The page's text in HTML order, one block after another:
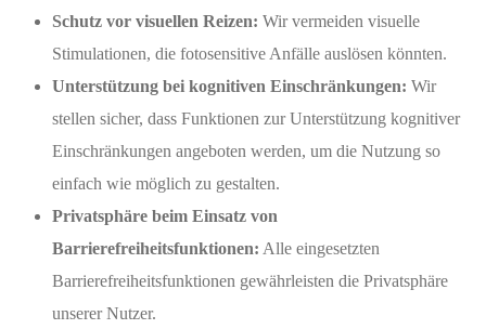
Schutz vor visuellen Reizen: Wir vermeiden visuelle
Stimulationen, die fotosensitive Anfälle auslösen könnten.
Unterstützung bei kognitiven Einschränkungen: Wir
stellen sicher, dass Funktionen zur Unterstützung kognitiver
Einschränkungen angeboten werden, um die Nutzung so
einfach wie möglich zu gestalten.
Privatsphäre beim Einsatz von
Barrierefreiheitsfunktionen: Alle eingesetzten
Barrierefreiheitsfunktionen gewährleisten die Privatsphäre
unserer Nutzer.